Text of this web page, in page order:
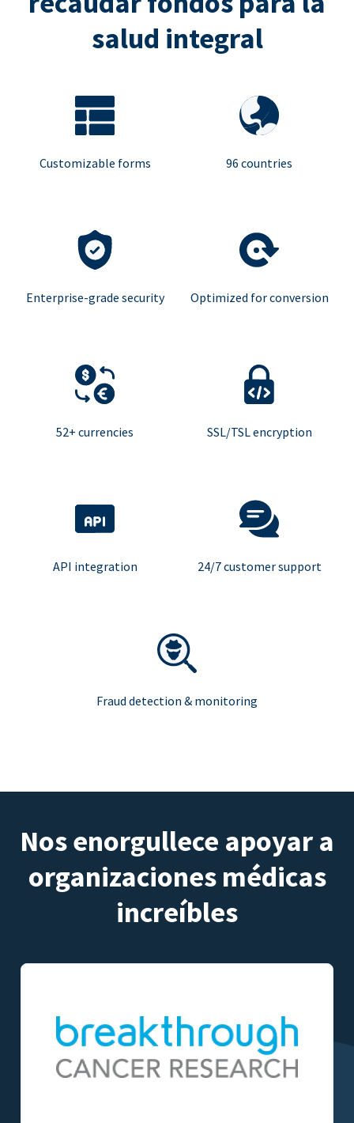
salud integral
Customizable forms 96 countries
Enterprise-grade security Optimized for conversion
52+ currencies SSL/TSL encryption
API integration 24/7 customer support
Fraud detection & monitoring
Nos enorgullece apoyar a
organizaciones médicas
increíbles